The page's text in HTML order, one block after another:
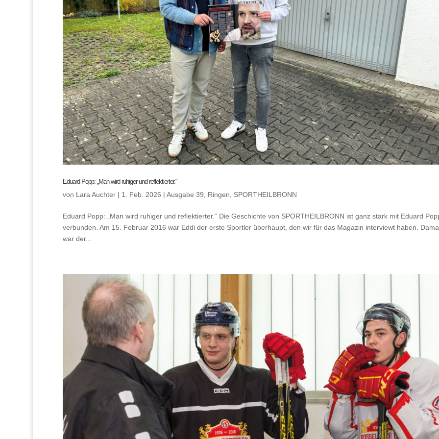
Eduard Popp: „Man wird ruhiger und reflektierter.“
von Lara Auchter| 1. Feb. 2026 | Ausgabe 39, Ringen, SPORTHEILBRONN
Eduard Popp: „Man wird ruhiger und reflektierter.“ Die Geschichte von SPORTHEILBRONN ist ganz stark mit Eduard
verbunden. Am 15. Februar 2016 war Eddi der erste Sportler überhaupt, den wir für das Magazin interviewt haben.
war der...